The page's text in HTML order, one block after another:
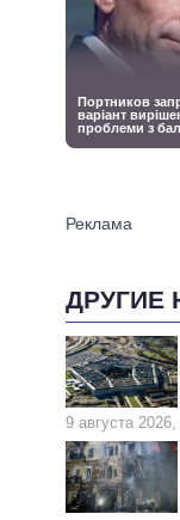
ДРУГИЕ
9 августа